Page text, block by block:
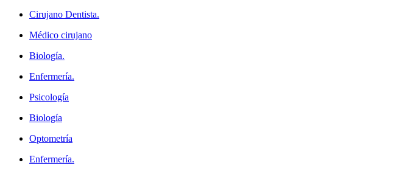
Cirujano Dentista.
Médico cirujano
Biología.
Enfermería.
Psicología
Biología
Optometría
Enfermería.